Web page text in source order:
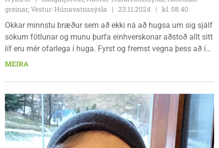
greinar, Vestur-Húnavatnssýsla
23.11.2024
kl. 08.40
Okkar minnstu bræður sem að ekki ná að hugsa um sig sjálf
sökum fötlunar og munu þurfa einhverskonar aðstoð allt sitt
líf eru mér ofarlega í huga. Fyrst og fremst vegna þess að í
mínu nærumhverfi eru einstaklingar og ömmubörn sem að
með fötluðum bæði hér heima og þegar að ég bjó í Svíþjóð í
8 ár en þar vann ég á heimili fyrir fjölfatlaða.
MEIRA